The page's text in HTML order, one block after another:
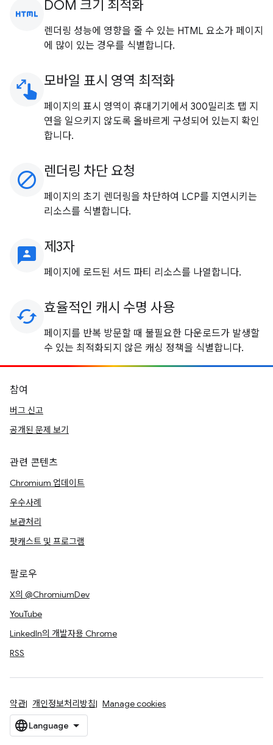
html DOM 크기 최적화
렌더링 성능에 영향을 줄 수 있는 HTML 요소가 페이지
에 많이 있는 경우를 식별합니다.
pinch 모바일 표시 영역 최적화
페이지의 표시 영역이 휴대기기에서 300밀리초 탭 지
연을 일으키지 않도록 올바르게 구성되어 있는지 확인
합니다.
block 렌더링 차단 요청
페이지의 초기 렌더링을 차단하여 LCP를 지연시키는
리소스를 식별합니다.
3p 제3자
페이지에 로드된 서드 파티 리소스를 나열합니다.
cached 효율적인 캐시 수명 사용
페이지를 반복 방문할 때 불필요한 다운로드가 발생할
수 있는 최적화되지 않은 캐싱 정책을 식별합니다.
참여
버그 신고
공개된 문제 보기
관련 콘텐츠
Chromium 업데이트
우수사례
보관처리
팟캐스트 및 프로그램
팔로우
X의 @ChromiumDev
YouTube
LinkedIn의 개발자용 Chrome
RSS
약관 개인정보처리방침 Manage cookies